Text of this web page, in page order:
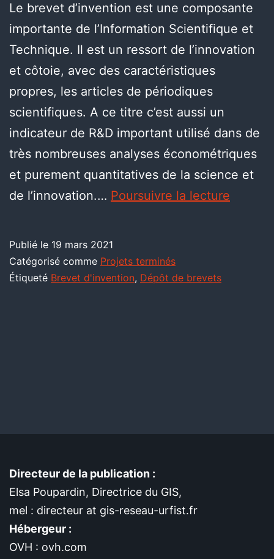
Le brevet d’invention est une composante
importante de l’Information Scientifique et
Technique. Il est un ressort de l’innovation
et côtoie, avec des caractéristiques
propres, les articles de périodiques
scientifiques. A ce titre c’est aussi un
indicateur de R&D important utilisé dans de
très nombreuses analyses économétriques
et purement quantitatives de la science et
de l’innovation.… Poursuivre la lecture
Publié le 19 mars 2021
Catégorisé comme Projets terminés
Étiqueté Brevet d'invention, Dépôt de brevets
Directeur de la publication :
Elsa Poupardin, Directrice du GIS,
mel : directeur at gis-reseau-urfist.fr
Hébergeur :
OVH : ovh.com